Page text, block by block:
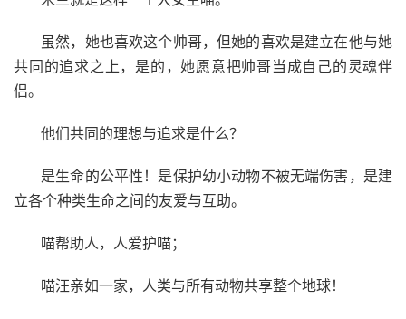
虽然，她也喜欢这个帅哥，但她的喜欢是建立在他与她
共同的追求之上，是的，她愿意把帅哥当成自己的灵魂伴
侣。
他们共同的理想与追求是什么？
是生命的公平性！是保护幼小动物不被无端伤害，是建
立各个种类生命之间的友爱与互助。
喵帮助人，人爱护喵；
喵汪亲如一家，人类与所有动物共享整个地球！